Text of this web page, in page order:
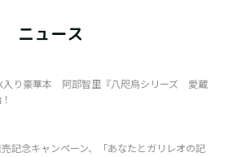
ニュース
入り豪華本 阿部智里『八咫烏シリーズ 愛蔵
記念キャンペーン、「あなたとガリレオの記